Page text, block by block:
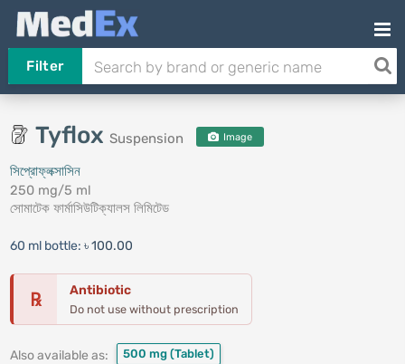
Filter
Tyflox Suspension Image
সিপ্রোফ্লক্সাসিন
250 mg/5 ml
সোমাটেক ফার্মাসিউটিক্যালস লিমিটেড
60 ml bottle: ৳ 100.00
℞ Antibiotic
Do not use without prescription
Also available as: 500 mg (Tablet)